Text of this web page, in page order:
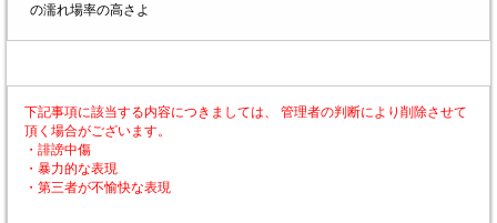
の濡れ場率の高さよ
下記事項に該当する内容につきましては、 管理者の判断により削除させて
頂く場合がございます。
・誹謗中傷
・暴力的な表現
・第三者が不愉快な表現